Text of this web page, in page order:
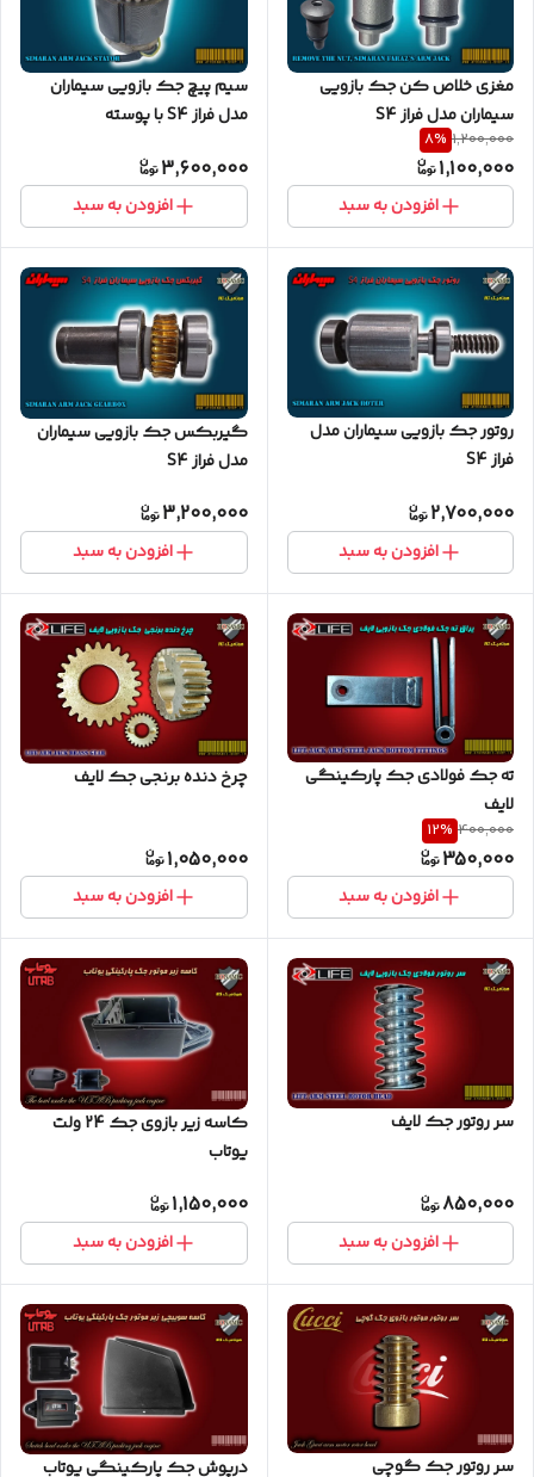
مغزی خلاص کن جک بازویی
سیماران مدل فراز S4
1,200,000
8%
1,100,000
افزودن به سبد
سیم پیچ جک بازویی سیماران
مدل فراز S4 با پوسته
3,600,000
افزودن به سبد
روتور جک بازویی سیماران مدل
فراز S4
2,700,000
افزودن به سبد
گیربکس جک بازویی سیماران
مدل فراز S4
3,200,000
افزودن به سبد
ته جک فولادی جک پارکینگی
لایف
400,000
12%
350,000
افزودن به سبد
چرخ دنده برنجی جک لایف
1,050,000
افزودن به سبد
سر روتور جک لایف
850,000
افزودن به سبد
کاسه زیر بازوی جک 24 ولت
یوتاب
1,150,000
افزودن به سبد
سر روتور جک گوچی درپوش جک پارکینگی یوتاب